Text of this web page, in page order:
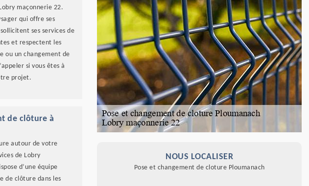
maçonnerie 22.
qui offre ses
ses services de
et respectent les
ou un changement de
si vous êtes à
projet.
de clôture à
autour de votre
de Lobry
d’une équipe
de clôture dans les
NOUS LOCALISER
Pose et changement de cloture Ploumanach